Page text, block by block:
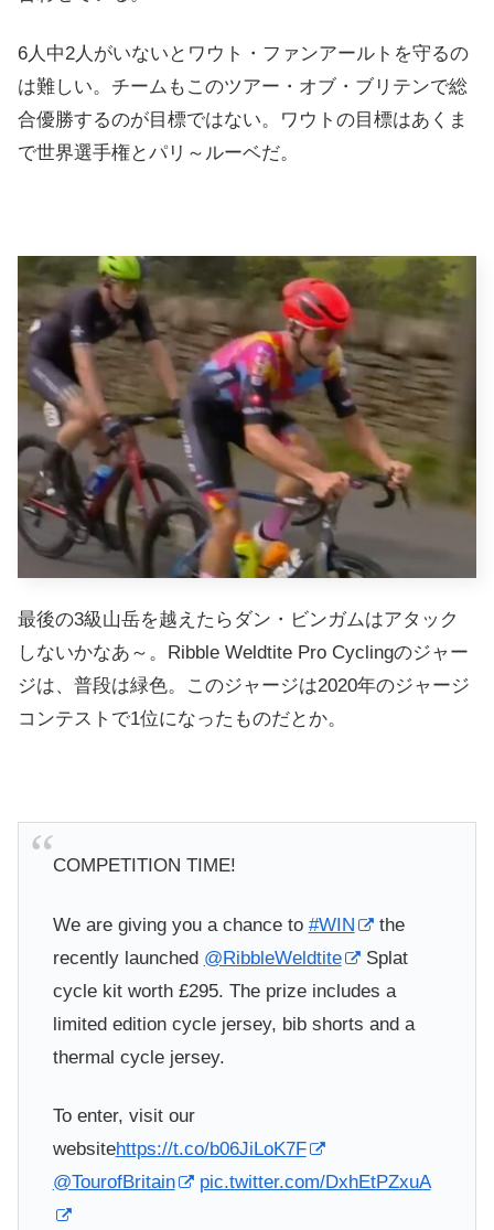
6人中2人がいないとワウト・ファンアールトを守るの
は難しい。チームもこのツアー・オブ・ブリテンで総
合優勝するのが目標ではない。ワウトの目標はあくま
で世界選手権とパリ～ルーベだ。
最後の3級山岳を越えたらダン・ビンガムはアタック
しないかなあ～。Ribble Weldtite Pro Cyclingのジャー
ジは、普段は緑色。このジャージは2020年のジャージ
コンテストで1位になったものだとか。
COMPETITION TIME!
We are giving you a chance to #WIN
the
recently launched @RibbleWeldtite
Splat
cycle kit worth £295. The prize includes a
limited edition cycle jersey, bib shorts and a
thermal cycle jersey.
To enter, visit our
websitehttps://t.co/b06JiLoK7F
@TourofBritain
pic.twitter.com/DxhEtPZxuA